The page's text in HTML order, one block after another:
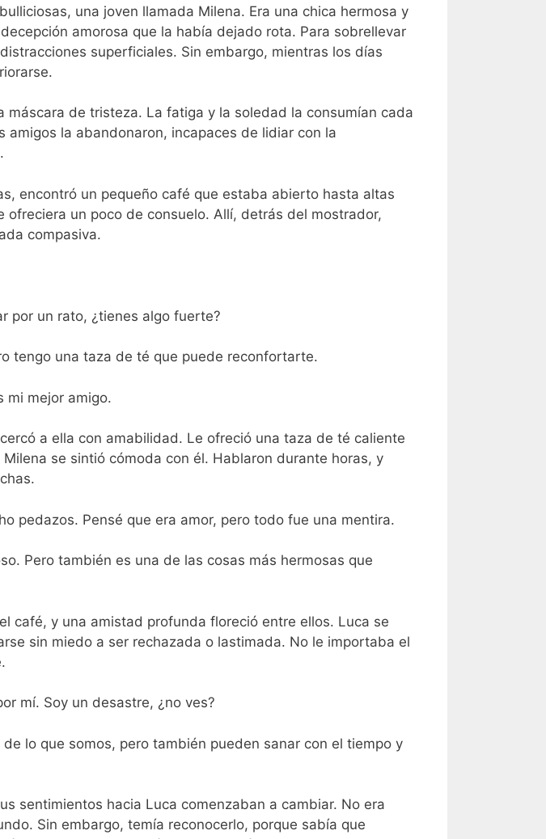
una joven llamada Milena. Era una chica hermosa y
amorosa que la había dejado rota. Para sobrellevar
superficiales. Sin embargo, mientras los días
de tristeza. La fatiga y la soledad la consumían cada
la abandonaron, incapaces de lidiar con la
encontró un pequeño café que estaba abierto hasta altas
un poco de consuelo. Allí, detrás del mostrador,
compasiva.
por un rato, ¿tienes algo fuerte?
tengo una taza de té que puede reconfortarte.
mi mejor amigo.
a ella con amabilidad. Le ofreció una taza de té caliente
se sintió cómoda con él. Hablaron durante horas, y
pedazos. Pensé que era amor, pero todo fue una mentira.
Pero también es una de las cosas más hermosas que
café, y una amistad profunda floreció entre ellos. Luca se
sin miedo a ser rechazada o lastimada. No le importaba el
mí. Soy un desastre, ¿no ves?
lo que somos, pero también pueden sanar con el tiempo y
sentimientos hacia Luca comenzaban a cambiar. No era
Sin embargo, temía reconocerlo, porque sabía que